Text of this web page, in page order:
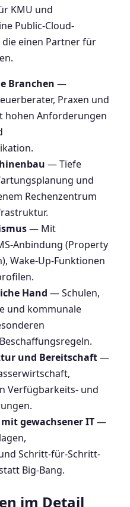
KMU und
Public-Cloud-
einen Partner für
Branchen —
Praxen und
hohen Anforderungen
— Tiefe
und
Rechenzentrum
— Mit
Anbindung (Property
Wake-Up-Funktionen
Hand — Schulen,
und kommunale
und Bereitschaft—
Verfügbarkeits- und
gewachsener IT—
Schritt-für-Schritt-
Big-Bang.
im Detail